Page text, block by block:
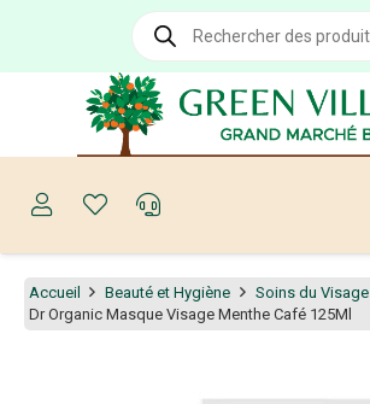
Recherche
produits
Accueil Beauté et Hygiène
Soins du Visage
Dr Organic Masque Visage Menthe Café 125Ml